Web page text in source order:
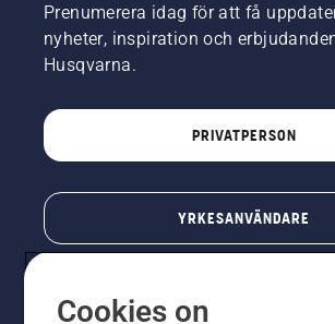
Prenumerera idag för att få
nyheter, inspiration och
Husqvarna.
PRIVATPERSON
YRKESANVÄNDARE
Cookies on